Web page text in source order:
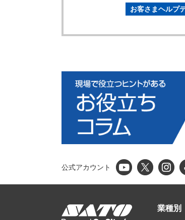
お客さまヘルプ
公式アカウント
業種別